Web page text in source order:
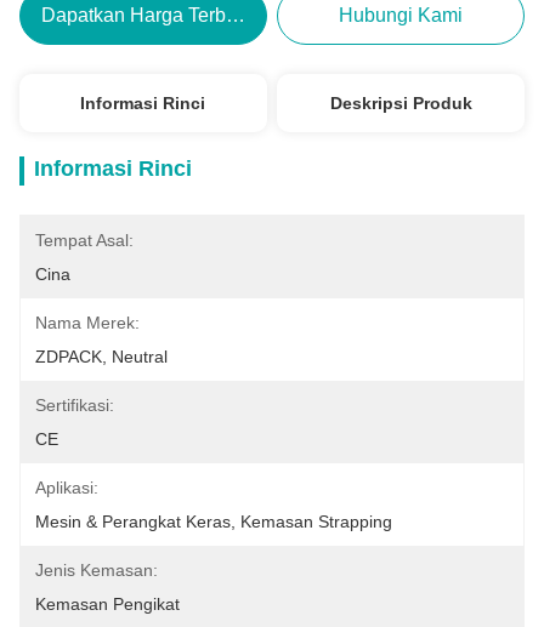
Dapatkan Harga Terbaik Hubungi Kami
Informasi Rinci Deskripsi Produk
Informasi Rinci
Tempat Asal:
Cina
Nama Merek:
ZDPACK, Neutral
Sertifikasi:
CE
Aplikasi:
Mesin & Perangkat Keras, Kemasan Strapping
Jenis Kemasan:
Kemasan Pengikat